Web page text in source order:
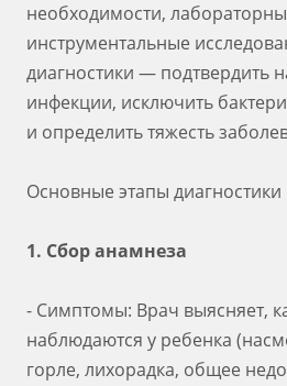
необходимости,
инструментальные
диагностики — подтвердить
инфекции, исключить
и определить тяжесть
Основные этапы
1. Сбор анамнеза
- Симптомы: Врач выясняет,
наблюдаются у ребенка
горле, лихорадка, общее